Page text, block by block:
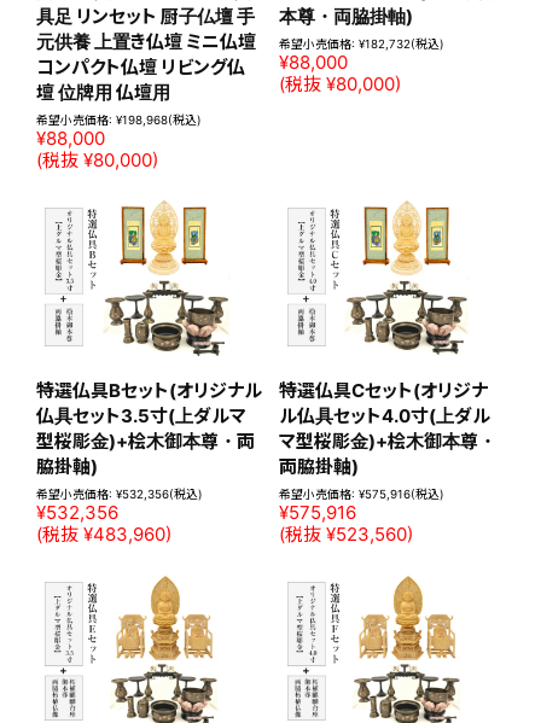
具足 リンセット 厨子仏壇 手
元供養 上置き仏壇 ミニ仏壇
コンパクト仏壇 リビング仏
壇 位牌用 仏壇用
希望小売価格: ¥198,968(税込)
¥88,000
(税抜 ¥80,000)
本尊・両脇掛軸)
希望小売価格: ¥182,732(税込)
¥88,000
(税抜 ¥80,000)
特選仏具Bセット(オリジナル
仏具セット3.5寸(上ダルマ
型桜彫金)+桧木御本尊・両
脇掛軸)
希望小売価格: ¥532,356(税込)
¥532,356
(税抜 ¥483,960)
特選仏具Cセット(オリジナ
ル仏具セット4.0寸(上ダル
マ型桜彫金)+桧木御本尊・
両脇掛軸)
希望小売価格: ¥575,916(税込)
¥575,916
(税抜 ¥523,560)